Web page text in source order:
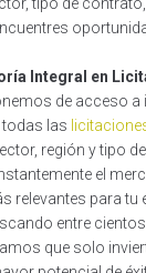
Integral en
de acceso
las
región y tipo
el
relevantes para tu
entre
que solo